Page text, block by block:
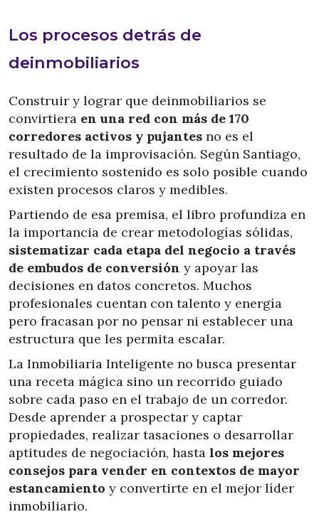
Los procesos detrás de
deinmobiliarios
Construir y lograr que deinmobiliarios se
convirtiera en una red con más de 170
corredores activos y pujantes no es el
resultado de la improvisación. Según Santiago,
el crecimiento sostenido es solo posible cuando
existen procesos claros y medibles.
Partiendo de esa premisa, el libro profundiza en
la importancia de crear metodologías sólidas,
sistematizar cada etapa del negocio a través
de embudos de conversión y apoyar las
decisiones en datos concretos. Muchos
profesionales cuentan con talento y energía
pero fracasan por no pensar ni establecer una
estructura que les permita escalar.
La Inmobiliaria Inteligente no busca presentar
una receta mágica sino un recorrido guiado
sobre cada paso en el trabajo de un corredor.
Desde aprender a prospectar y captar
propiedades, realizar tasaciones o desarrollar
aptitudes de negociación, hasta los mejores
consejos para vender en contextos de mayor
estancamiento y convertirte en el mejor líder
inmobiliario.